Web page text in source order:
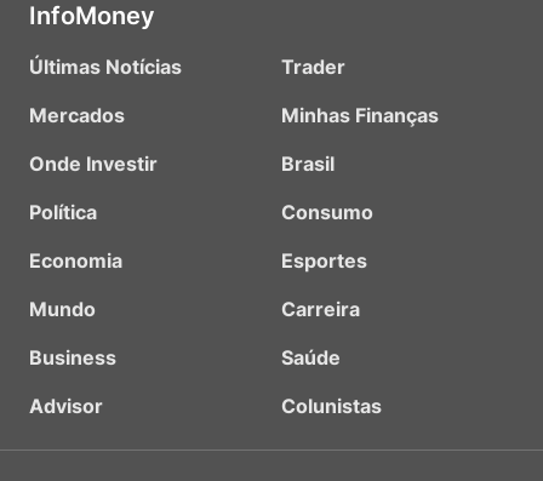
InfoMoney
Últimas Notícias
Mercados
Onde Investir
Política
Economia
Mundo
Business
Advisor
Trader
Minhas Finanças
Brasil
Consumo
Esportes
Carreira
Saúde
Colunistas